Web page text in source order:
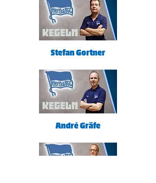
Stefan Gortner
André Gräfe